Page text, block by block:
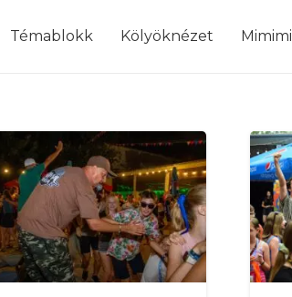
Témablokk Kölyöknézet Mimimi